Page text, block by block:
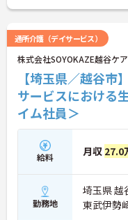
通所介護（デイサービス）
株式会社SOYOKAZE越谷ケ
【埼玉県／越谷
サービスにおける
イム社員＞
給料 月収 27.0
勤務地
埼玉県 越
東武伊勢